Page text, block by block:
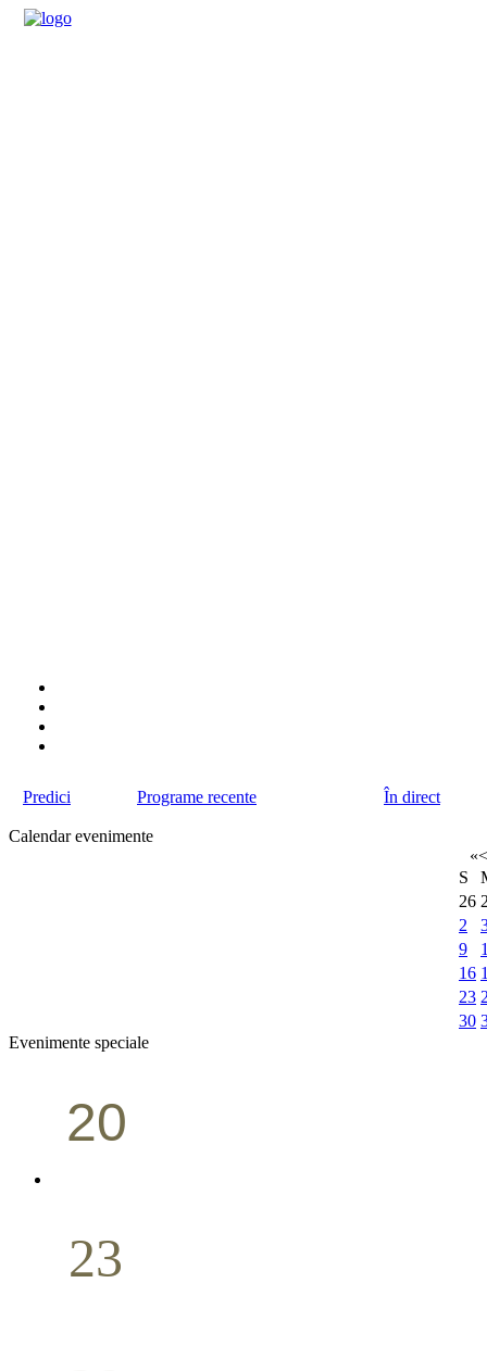
Predici Programe recente În direct
Calendar evenimente
«<
S
26
2
9
16
23
30
Evenimente speciale
20
23